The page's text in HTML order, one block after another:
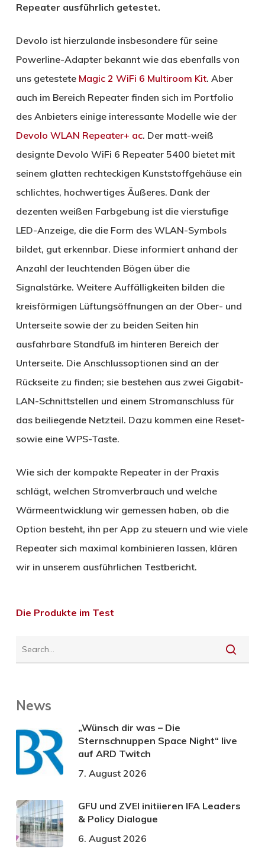
Repeater ausführlich getestet.
Devolo ist hierzulande insbesondere für seine
Powerline-Adapter bekannt wie das ebenfalls von
uns getestete Magic 2 WiFi 6 Multiroom Kit. Aber
auch im Bereich Repeater finden sich im Portfolio
des Anbieters einige interessante Modelle wie der
Devolo WLAN Repeater+ ac. Der matt-weiß
designte Devolo WiFi 6 Repeater 5400 bietet mit
seinem glatten rechteckigen Kunststoffgehäuse ein
schlichtes, hochwertiges Äußeres. Dank der
dezenten weißen Farbgebung ist die vierstufige
LED-Anzeige, die die Form des WLAN-Symbols
bildet, gut erkennbar. Diese informiert anhand der
Anzahl der leuchtenden Bögen über die
Signalstärke. Weitere Auffälligkeiten bilden die
kreisförmigen Lüftungsöffnungen an der Ober- und
Unterseite sowie der zu beiden Seiten hin
ausfahrbare Standfuß im hinteren Bereich der
Unterseite. Die Anschlussoptionen sind an der
Rückseite zu finden; sie bestehen aus zwei Gigabit-
LAN-Schnittstellen und einem Stromanschluss für
das beiliegende Netzteil. Dazu kommen eine Reset-
sowie eine WPS-Taste.
Wie sich der kompakte Repeater in der Praxis
schlägt, welchen Stromverbrauch und welche
Wärmeentwicklung wir gemessen haben, ob die
Option besteht, ihn per App zu steuern und wie viele
Repeater sich maximal kombinieren lassen, klären
wir in unserem ausführlichen Testbericht.
Die Produkte im Test
News
„Wünsch dir was – Die
Sternschnuppen Space Night“ live
auf ARD Twitch
7. August 2026
GFU und ZVEI initiieren IFA Leaders
& Policy Dialogue
6. August 2026